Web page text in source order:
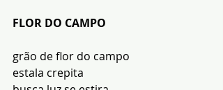
FLOR DO CAMPO
grão de flor do campo
estala crepita